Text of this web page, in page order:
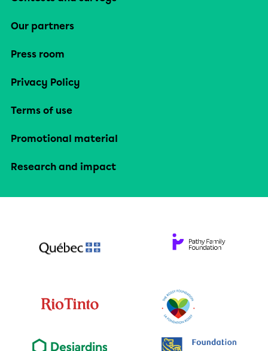
Our partners
Press room
Privacy Policy
Terms of use
Promotional material
Research and impact